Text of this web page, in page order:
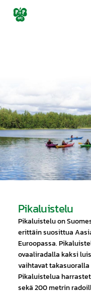
Siirry
sivun
Porin Pyrintö ry
Pikaluistelu
Pikaluistelu on
erittäin suosittua
Euroopassa.
ovaaliradalla kaksi
vaihtavat
Pikaluistelua
sekä 200 metrin